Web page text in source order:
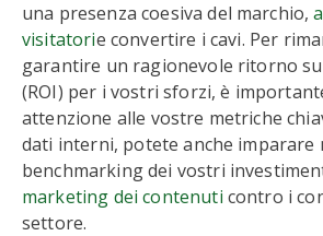
una presenza coesiva del marchio,
visitatorie convertire i cavi. Per
garantire un ragionevole ritorno
(ROI) per i vostri sforzi, è
attenzione alle vostre metriche
dati interni, potete anche imparare
benchmarking dei vostri
marketing dei contenuti contro i
settore.